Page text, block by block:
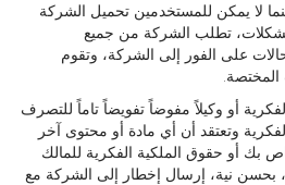
لا يمكن للمستخدمين تحميل الشركة
تطلب الشركة من جميع
على الفور إلى الشركة، وتقوم
المختصة.
أو وكيلاً مفوضاً تفويضاً تاماً للتصرف
وتعتقد أن أي مادة أو محتوى آخر
بك أو حقوق الملكية الفكرية للمالك
بحسن نية، إرسال إخطار إلى الشركة مع